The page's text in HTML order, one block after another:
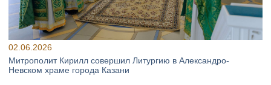
02.06.2026
Митрополит Кирилл совершил Литургию в Александро-
Невском храме города Казани